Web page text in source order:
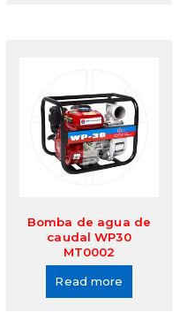
Bomba de agua de
caudal WP30
MT0002
Read more